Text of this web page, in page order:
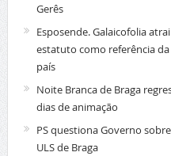
Gerês
Esposende. Galaicofolia
estatuto como referência
país
Noite Branca de Braga
dias de animação
PS questiona Governo
ULS de Braga